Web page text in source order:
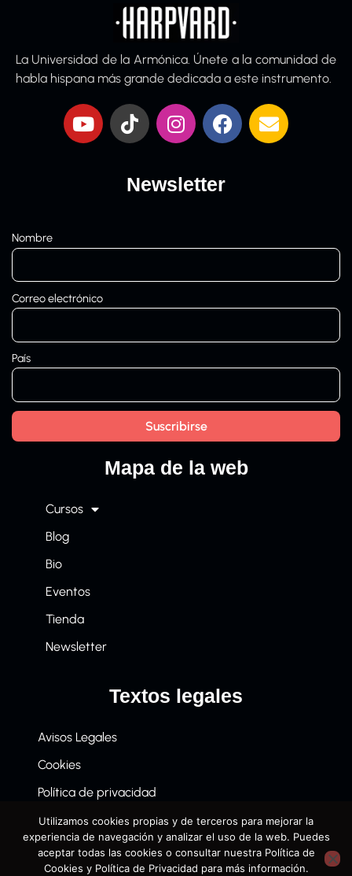
La Universidad de la Armónica. Únete a la comunidad de
habla hispana más grande dedicada a este instrumento.
Newsletter
Nombre
Correo electrónico
País
Mapa de la web
Cursos
Blog
Bio
Eventos
Tienda
Newsletter
Textos legales
Avisos Legales
Cookies
Política de privacidad
Términos y condiciones de compra
Utilizamos cookies propias y de terceros para mejorar la
experiencia de navegación y analizar el uso de la web. Puedes
aceptar todas las cookies o consultar nuestra Política de
Cookies y Política de Privacidad para más información.